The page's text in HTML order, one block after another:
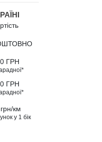
ГРН
ГРН
км
у 1 бік